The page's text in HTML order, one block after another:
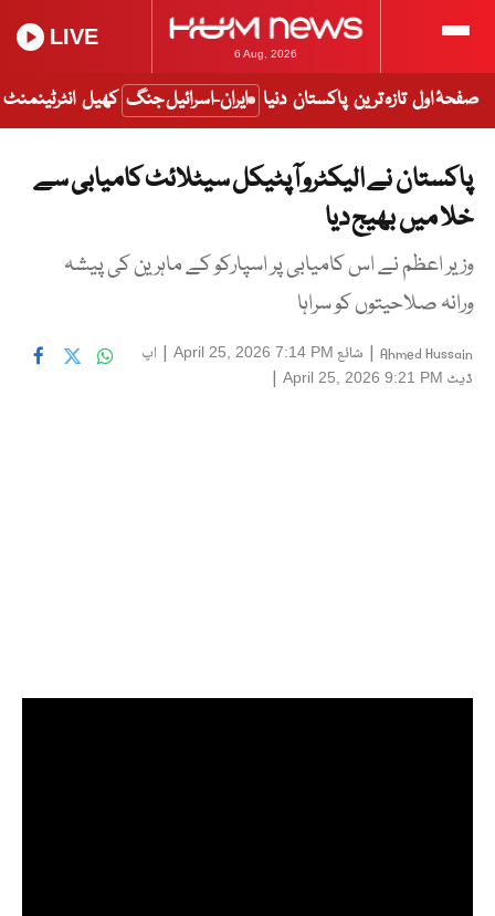
6 Aug, 2026
LIVE
صفحۂ اول تازہ ترین پاکستان دنیا ایران-اسرائیل جنگ کھیل انٹرٹینمنٹ
پاکستان نے الیکٹرو آپٹیکل سیٹلائٹ کامیابی سے
خلا میں بھیج دیا
وزیر اعظم نے اس کامیابی پر اسپارکو کے ماہرین کی پیشہ
ورانہ صلاحیتوں کو سراہا
Ahmed Hussain
| شائع April 25, 2026 7:14 PM
| اپ
ڈیٹ April 25, 2026 9:21 PM
|